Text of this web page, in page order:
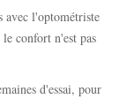
avec l'optométriste
confort n'est pas
d'essai, pour